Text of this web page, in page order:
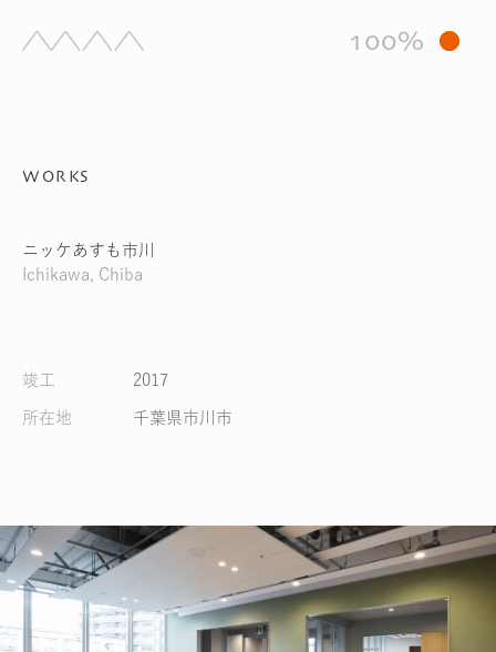
content
100%
WORKS
ニッケあすも市川
Ichikawa, Chiba
竣工 2017
所在地 千葉県市川市